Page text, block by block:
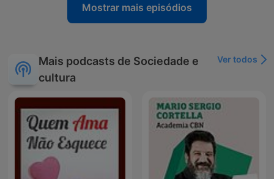
Mostrar mais episódios
Mais podcasts de Sociedade e
cultura
Ver todos